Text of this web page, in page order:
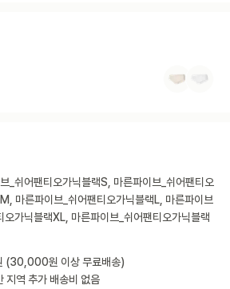
_쉬어팬티오가닉블랙S, 마른파이브_쉬어팬티오
마른파이브_쉬어팬티오가닉블랙L, 마른파이브
오가닉블랙XL, 마른파이브_쉬어팬티오가닉블랙
(30,000원 이상 무료배송)
지역 추가 배송비 없음